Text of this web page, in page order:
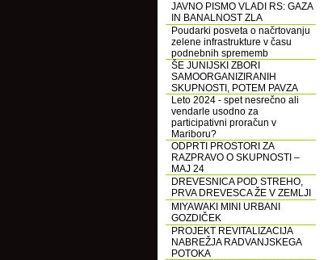
JAVNO PISMO VLADI RS: GAZA
IN BANALNOST ZLA
Poudarki posveta o načrtovanju
zelene infrastrukture v času
podnebnih sprememb
ŠE JUNIJSKI ZBORI
SAMOORGANIZIRANIH
SKUPNOSTI, POTEM PAVZA
Leto 2024 - spet nesrečno ali
vendarle usodno za
participativni proračun v
Mariboru?
ODPRTI PROSTORI ZA
RAZPRAVO O SKUPNOSTI –
MAJ 24
DREVESNICA POD STREHO,
PRVA DREVESCA ŽE V ZEMLJI
MIYAWAKI MINI URBANI
GOZDIČEK
PROJEKT REVITALIZACIJA
NABREŽJA RADVANJSKEGA
POTOKA